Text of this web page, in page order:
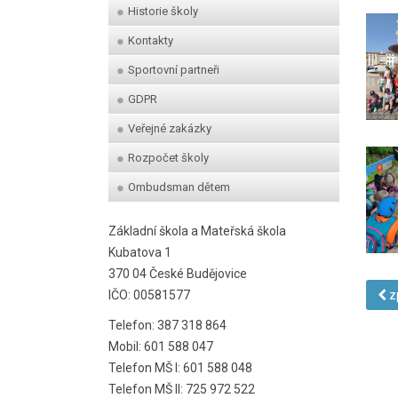
Historie školy
Kontakty
Sportovní partneři
GDPR
Veřejné zakázky
Rozpočet školy
Ombudsman dětem
Základní škola a Mateřská škola
Kubatova 1
370 04 České Budějovice
IČO: 00581577
Telefon: 387 318 864
Mobil: 601 588 047
Telefon MŠ I: 601 588 048
Telefon MŠ II: 725 972 522